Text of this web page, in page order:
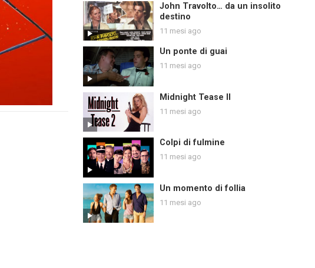
John Travolto… da un insolito
destino
11 mesi ago
Un ponte di guai
11 mesi ago
Midnight Tease II
11 mesi ago
Colpi di fulmine
11 mesi ago
Un momento di follia
11 mesi ago